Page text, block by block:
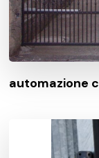
automazione